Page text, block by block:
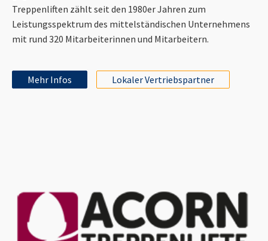
Treppenliften zählt seit den 1980er Jahren zum
Leistungsspektrum des mittelständischen Unternehmens
mit rund 320 Mitarbeiterinnen und Mitarbeitern.
Mehr Infos Lokaler Vertriebspartner